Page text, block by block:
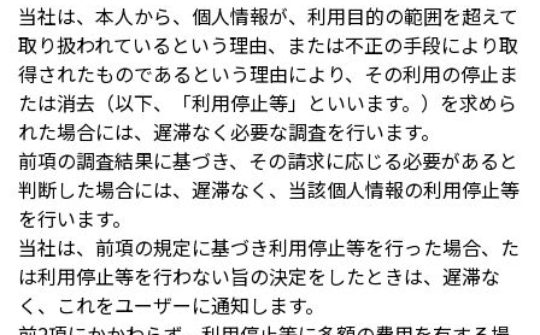
当社は、本人から、個人情報が、利用目的の範囲を超えて
取り扱われているという理由、または不正の手段により取
得されたものであるという理由により、その利用の停止ま
たは消去（以下、「利用停止等」といいます。）を求めら
れた場合には、遅滞なく必要な調査を行います。
前項の調査結果に基づき、その請求に応じる必要があると
判断した場合には、遅滞なく、当該個人情報の利用停止等
を行います。
当社は、前項の規定に基づき利用停止等を行った場合、た
は利用停止等を行わない旨の決定をしたときは、遅滞な
く、これをユーザーに通知します。